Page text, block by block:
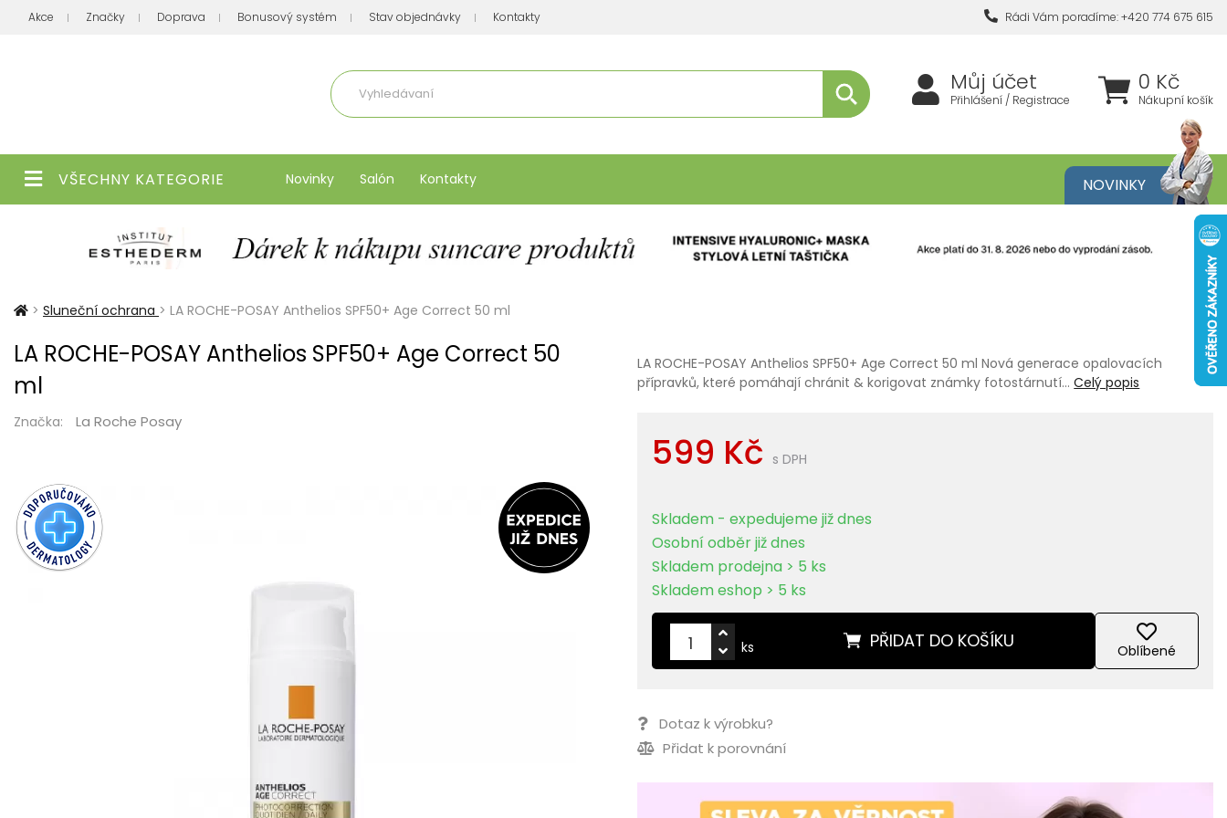
Akce Značky Doprava Bonusový systém Stav objednávky Kontakty Rádi Vám poradíme: +420 774 675 615
0 Kč
Nákupní košík
Můj účet
Přihlášení / Registrace
VŠECHNY KATEGORIE Novinky Salón Kontakty NOVINKY
> Sluneční ochrana > LA ROCHE-POSAY Anthelios SPF50+ Age Correct 50 ml
LA ROCHE-POSAY Anthelios SPF50+ Age Correct 50
ml
Značka: La Roche Posay
LA ROCHE-POSAY Anthelios SPF50+ Age Correct 50 ml Nová generace opalovacích
přípravků, které pomáhají chránit & korigovat známky fotostárnutí…Celý popis
599 Kč s DPH
Skladem - expedujeme již dnes
Osobní odběr již dnes
Skladem prodejna > 5 ks
Skladem eshop > 5 ks
PŘIDAT DO KOŠÍKU
ks Oblíbené
Dotaz k výrobku?
Přidat k porovnání